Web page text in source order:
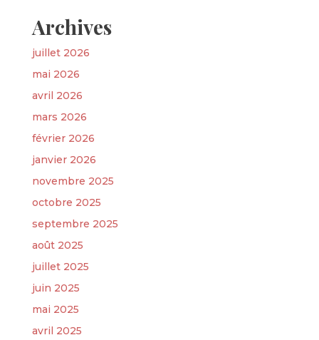
Archives
juillet 2026
mai 2026
avril 2026
mars 2026
février 2026
janvier 2026
novembre 2025
octobre 2025
septembre 2025
août 2025
juillet 2025
juin 2025
mai 2025
avril 2025